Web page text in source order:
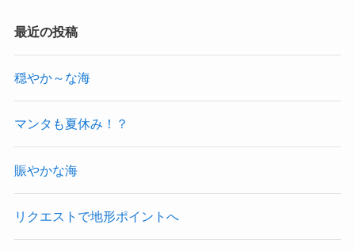
最近の投稿
穏やか～な海
マンタも夏休み！？
賑やかな海
リクエストで地形ポイントへ